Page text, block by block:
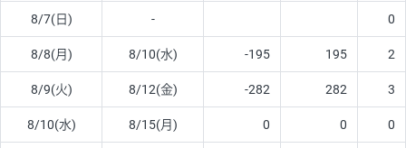
8/7(日) - 0
8/8(月) 8/10(水) -195 195 2
8/9(火) 8/12(金) -282 282 3
8/10(水) 8/15(月) 0 0 0